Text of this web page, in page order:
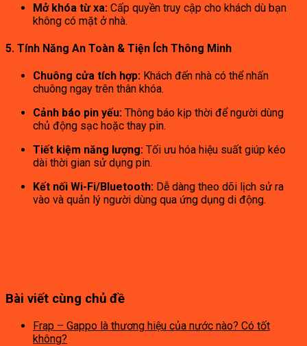
Mở khóa từ xa: Cấp quyền truy cập cho khách dù bạn
không có mặt ở nhà.
5. Tính Năng An Toàn & Tiện Ích Thông Minh
Chuông cửa tích hợp: Khách đến nhà có thể nhấn
chuông ngay trên thân khóa.
Cảnh báo pin yếu: Thông báo kịp thời để người dùng
chủ động sạc hoặc thay pin.
Tiết kiệm năng lượng: Tối ưu hóa hiệu suất giúp kéo
dài thời gian sử dụng pin.
Kết nối Wi-Fi/Bluetooth: Dễ dàng theo dõi lịch sử ra
vào và quản lý người dùng qua ứng dụng di động.
Bài viết cùng chủ đề
Frap – Gappo là thương hiệu của nước nào? Có tốt
không?